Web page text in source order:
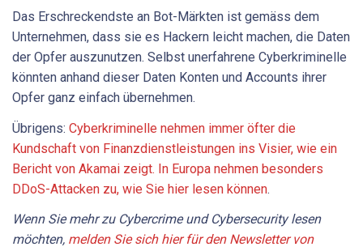
Das Erschreckendste an Bot-Märkten ist gemäss dem
Unternehmen, dass sie es Hackern leicht machen, die Daten
der Opfer auszunutzen. Selbst unerfahrene Cyberkriminelle
könnten anhand dieser Daten Konten und Accounts ihrer
Opfer ganz einfach übernehmen.
Übrigens: Cyberkriminelle nehmen immer öfter die
Kundschaft von Finanzdienstleistungen ins Visier, wie ein
Bericht von Akamai zeigt. In Europa nehmen besonders
DDoS-Attacken zu, wie Sie hier lesen können.
Wenn Sie mehr zu Cybercrime und Cybersecurity lesen
möchten, melden Sie sich hier für den Newsletter von